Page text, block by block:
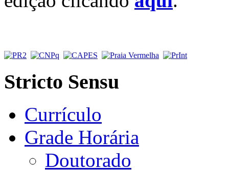
Stricto Sensu
Currículo
Grade Horária
Doutorado